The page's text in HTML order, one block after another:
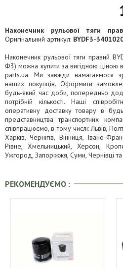
Наконечник рульової тяги
Оригінальний артикул: BYDF3-
Наконечник рульової тяги правий
Ф3) можна купити за вигідною ціною в
parts.ua. Ми завжди намагаємося
наших покупців. Оформити
будь-який час доби, попередньо
потрібній кількості. Наші
оперативну доставку товару в
представництва транспортних
співпрацюємо, в тому числі: Львів,
Харків, Чернігів, Вінниця, Івано-
Рівне, Хмельницький, Херсон,
Ужгород, Запоріжжя, Суми, Чернівці та
РЕКОМЕНДУЄМО :